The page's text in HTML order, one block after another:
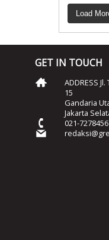
Load
GET IN TOUCH
ADDRESS
15
Gandaria
Jakarta
021-